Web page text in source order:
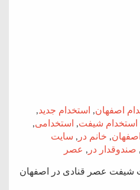
اصفهان, استخدام جدید,
استخدام شیفت, استخدامی,
, خانم در , سایت
, صندوقدار در , عصر
شیفت عصر قنادی در اصفهان